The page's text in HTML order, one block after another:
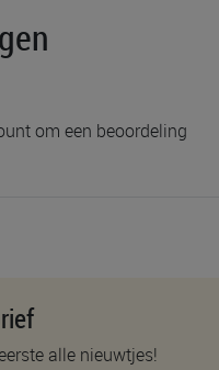
om een beoordeling
alle nieuwtjes!